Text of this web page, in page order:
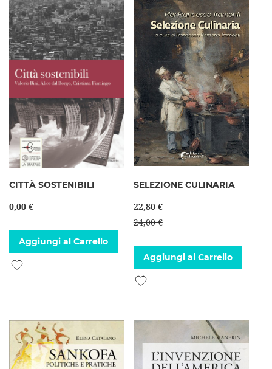
CITTÀ SOSTENIBILI
0,00 €
Aggiungi al Carrello
Aggiungi alla lista desideri
SELEZIONE CULINARIA
22,80 €
24,00 €
Aggiungi al Carrello
Aggiungi alla lista desideri